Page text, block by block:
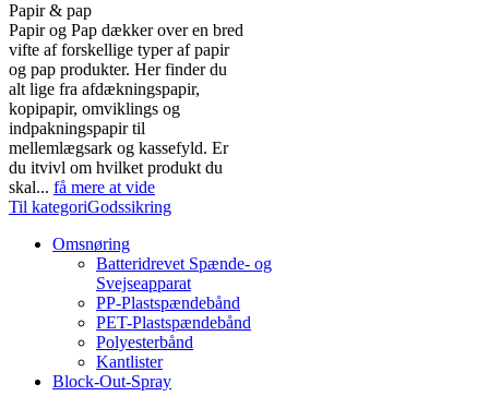
Papir & pap
Papir og Pap dækker over en bred
vifte af forskellige typer af papir
og pap produkter. Her finder du
alt lige fra afdækningspapir,
kopipapir, omviklings og
indpakningspapir til
mellemlægsark og kassefyld. Er
du itvivl om hvilket produkt du
skal... få mere at vide
Til kategoriGodssikring
Omsnøring
Batteridrevet Spænde- og
Svejseapparat
PP-Plastspændebånd
PET-Plastspændebånd
Polyesterbånd
Kantlister
Block-Out-Spray